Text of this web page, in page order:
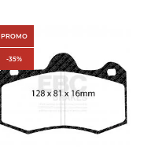
PROMO
-35%